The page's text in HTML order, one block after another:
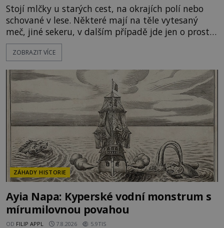
Stojí mlčky u starých cest, na okrajích polí nebo
schované v lese. Některé mají na těle vytesaný
meč, jiné sekeru, v dalším případě jde jen o prostý
kříž. Na první pohled vypadají jako zapomenuté
náboženské památky. Jenže některé z nich mají
zločiny, pokáním a dávným právem, kdy se vrah a
rodina jeho oběti mohli dohodnout na usmíření.
Jenže po s
ZOBRAZIT VÍCE
ZÁHADY HISTORIE
Ayia Napa: Kyperské vodní monstrum s
mírumilovnou povahou
OD FILIP APPL 7.8.2026 5.9TIS